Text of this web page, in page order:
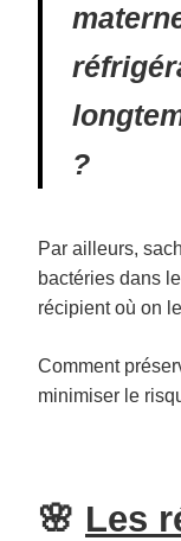
?
Par ailleurs,
bactéries dans
récipient où on
Comment
minimiser le
🌸 Les